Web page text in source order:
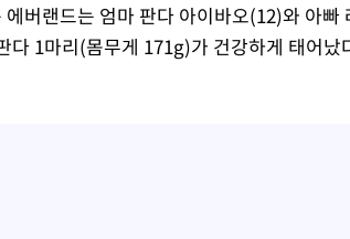
버랜드는 엄마 판다 아이바오(12)와 아빠
다 1마리(몸무게 171g)가 건강하게 태어났